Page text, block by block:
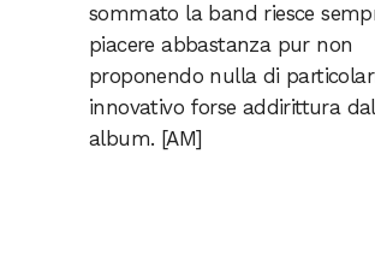
sommato la band riesce
piacere abbastanza pur non
proponendo nulla di
innovativo forse addirittura
album. [AM]